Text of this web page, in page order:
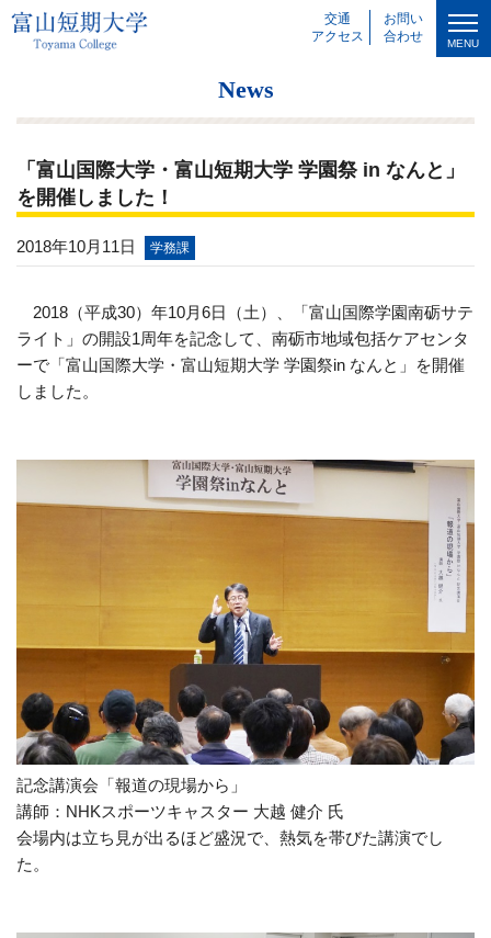
交通
アクセス
お問い
合わせ
MENU
News
「富山国際大学・富山短期大学 学園祭 in なんと」
を開催しました！
2018年10月11日 学務課
2018（平成30） 年10月6日（土 ）
、「富山国際学園南砺サテ
ライト」の開設1周年を記念して、南砺市地域包括ケアセンタ
ーで「富山国際大学・富山短期大学 学園祭in なんと」を開催
しました。
記念講演会「報道の現場から」
講師： NHKスポーツキャスター 大越 健介 氏
会場内は立ち見が出るほど盛況で、熱気を帯びた講演でし
た。